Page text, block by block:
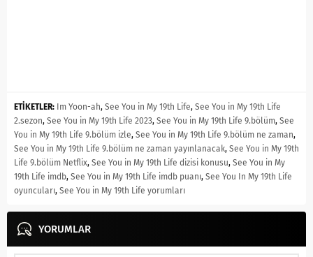
ETİKETLER: Im Yoon-ah, See You in My 19th Life, See You in My 19th Life
2.sezon, See You in My 19th Life 2023, See You in My 19th Life 9.bölüm, See
You in My 19th Life 9.bölüm izle, See You in My 19th Life 9.bölüm ne zaman,
See You in My 19th Life 9.bölüm ne zaman yayınlanacak, See You in My 19th
Life 9.bölüm Netflix, See You in My 19th Life dizisi konusu, See You in My
19th Life imdb, See You in My 19th Life imdb puanı, See You In My 19th Life
oyuncuları, See You in My 19th Life yorumları
YORUMLAR